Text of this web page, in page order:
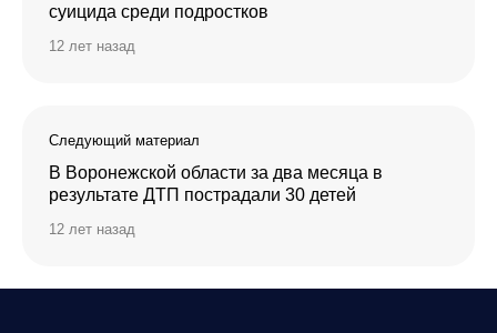
суицида среди подростков
12 лет назад
Следующий материал
В Воронежской области за два месяца в
результате ДТП пострадали 30 детей
12 лет назад